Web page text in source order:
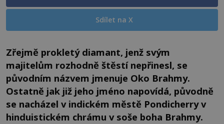
Sdílet na X
Zřejmě prokletý diamant, jenž svým
majitelům rozhodně štěstí nepřinesl, se
původním názvem jmenuje Oko Brahmy.
Ostatně jak již jeho jméno napovídá, původně
se nacházel v indickém městě Pondicherry v
hinduistickém chrámu v soše boha Brahmy.